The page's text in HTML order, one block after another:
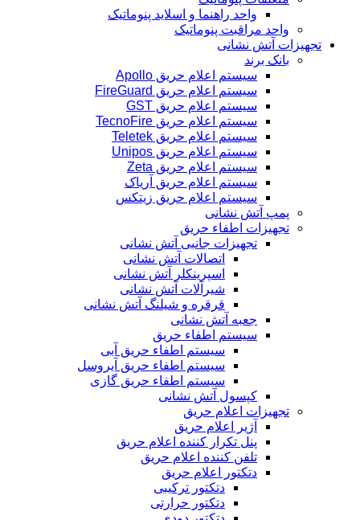
واحد راهنما و اسلاید پنوماتیک
واحد مراقبت پنوماتیک
تجهیزات آتش نشانی
بانک برند
سیستم اعلام حریق Apollo
سیستم اعلام حریق FireGuard
سیستم اعلام حریق GST
سیستم اعلام حریق TecnoFire
سیستم اعلام حریق Teletek
سیستم اعلام حریق Unipos
سیستم اعلام حریق Zeta
سیستم اعلام حریق آریاک
سیستم اعلام حریق زیتکس
پمپ آتش نشانی
تجهیزات اطفاء حریق
تجهیزات جانبی آتش نشانی
اتصالات آتش نشانی
اسپرینکلر آتش نشانی
شیرآلات آتش نشانی
قرقره و شیلنگ آتش نشانی
جعبه آتش نشانی
سیستم اطفاء حریق
سیستم اطفاء حریق آبی
سیستم اطفاء حریق آیروسل
سیستم اطفاء حریق گازی
کپسول آتش نشانی
تجهیزات اعلام حریق
آژیر اعلام حریق
پنل تکرار کننده اعلام حریق
تلفن کننده اعلام حریق
دتکتور اعلام حریق
دتکتور ترکیبی
دتکتور حرارتی